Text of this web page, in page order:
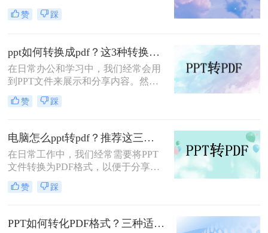
文件，PPT文档在演示效果上更加的
丰富出色，但是如果是要打印或者是
式是种不错的选择，因为PDF文件比
较文档，兼容性强，打印效果也十分
好，那么ppt怎么转pdf文件免费呢？
下面就让我们来看看ppt文件转pdf文
件的方法吧。
赞 踩
ppt如何转换成pdf？这3种转换方法你该学会！
在日常办公和学习中，我们经常会用
到PPT文件来展示和分享内容。然
而，有时候我们需要将PPT文件转换
成PDF格式，以方便打印、编辑或分
pdf呢？接下来，本文将为你详细介绍
几种常见的转换方法。
赞 踩
电脑怎么ppt转pdf？推荐这三种方法给大家！
在日常工作中，我们经常需要将PPT
文件转换为PDF格式，以便于分享、
打印或保持格式的一致性。那么电脑
怎么ppt转pdf呢？下面将详细介绍几
完成转换。
赞 踩
PPT如何转化PDF格式？三种适合小白的转换方法！